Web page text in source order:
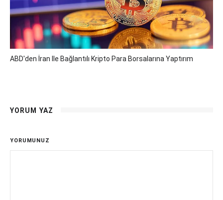
ABD'den İran Ile Bağlantılı Kripto Para Borsalarına Yaptırım
YORUM YAZ
YORUMUNUZ